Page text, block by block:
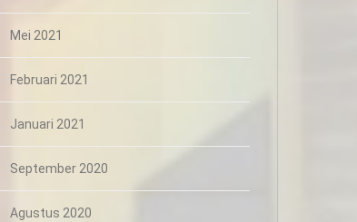
Mei 2021
Februari 2021
Januari 2021
September 2020
Agustus 2020